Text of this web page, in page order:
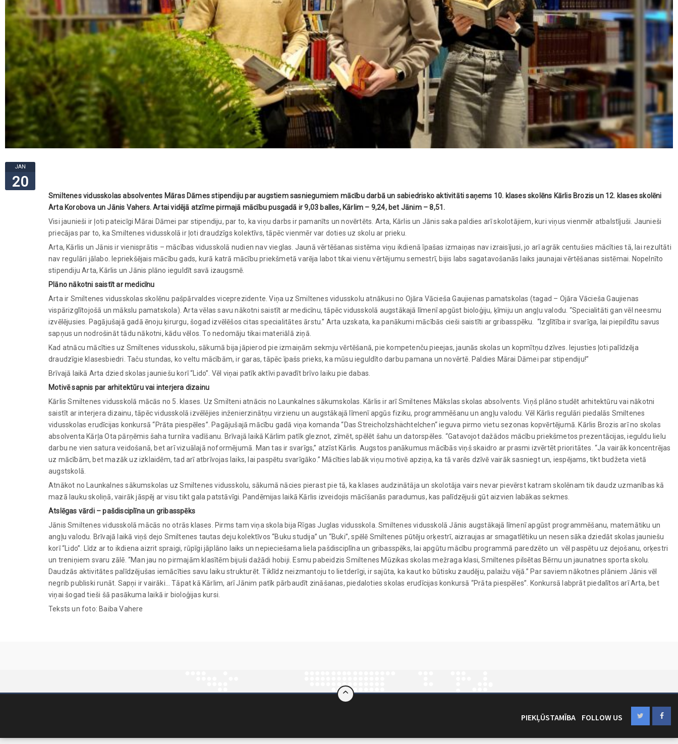
JAN
20
Smiltenes vidusskolas absolventes Māras Dāmes stipendiju par augstiem sasniegumiem mācību darbā un sabiedrisko aktivitāti saņems 10. klases skolēns Kārlis Brozis un 12. klases skolēni
Arta Korobova un Jānis Vahers. Artai vidējā atzīme pirmajā mācību pusgadā ir 9,03 balles, Kārlim – 9,24, bet Jānim – 8,51.
Visi jaunieši ir ļoti pateicīgi Mārai Dāmei par stipendiju, par to, ka viņu darbs ir pamanīts un novērtēts. Arta, Kārlis un Jānis saka paldies arī skolotājiem, kuri viņus vienmēr atbalstījuši. Jaunieši
priecājas par to, ka Smiltenes vidusskolā ir ļoti draudzīgs kolektīvs, tāpēc vienmēr var doties uz skolu ar prieku.
Arta, Kārlis un Jānis ir vienisprātis – mācības vidusskolā nudien nav vieglas. Jaunā vērtēšanas sistēma viņu ikdienā īpašas izmaiņas nav izraisījusi, jo arī agrāk centušies mācīties tā, lai rezultāti
nav regulāri jālabo. Iepriekšējais mācību gads, kurā katrā mācību priekšmetā varēja labot tikai vienu vērtējumu semestrī, bijis labs sagatavošanās laiks jaunajai vērtēšanas sistēmai. Nopelnīto
stipendiju Arta, Kārlis un Jānis plāno ieguldīt savā izaugsmē.
Plāno nākotni saistīt ar medicīnu
Arta ir Smiltenes vidusskolas skolēnu pašpārvaldes viceprezidente. Viņa uz Smiltenes vidusskolu atnākusi no Ojāra Vācieša Gaujienas pamatskolas (tagad – Ojāra Vācieša Gaujienas
vispārizglītojošā un mākslu pamatskola). Arta vēlas savu nākotni saistīt ar medicīnu, tāpēc vidusskolā augstākajā līmenī apgūst bioloģiju, ķīmiju un angļu valodu. “Specialitāti gan vēl neesmu
izvēlējusies. Pagājušajā gadā ēnoju ķirurgu, šogad izvēlēšos citas specialitātes ārstu.” Arta uzskata, ka panākumi mācībās cieši saistīti ar gribasspēku. “Izglītība ir svarīga, lai piepildītu savus
sapņus un nodrošināt tādu nākotni, kādu vēlos. To nedomāju tikai materiālā ziņā.
Kad atnācu mācīties uz Smiltenes vidusskolu, sākumā bija jāpierod pie izmaiņām sekmju vērtēšanā, pie kompetenču pieejas, jaunās skolas un kopmītņu dzīves. Iejusties ļoti palīdzēja
draudzīgie klasesbiedri. Taču stundas, ko veltu mācībām, ir garas, tāpēc īpašs prieks, ka mūsu ieguldīto darbu pamana un novērtē. Paldies Mārai Dāmei par stipendiju!”
Brīvajā laikā Arta dzied skolas jauniešu korī “Lido”. Vēl viņai patīk aktīvi pavadīt brīvo laiku pie dabas.
Motivē sapnis par arhitektūru vai interjera dizainu
Kārlis Smiltenes vidusskolā mācās no 5. klases. Uz Smilteni atnācis no Launkalnes sākumskolas. Kārlis ir arī Smiltenes Mākslas skolas absolvents. Viņš plāno studēt arhitektūru vai nākotni
saistīt ar interjera dizainu, tāpēc vidusskolā izvēlējies inženierzinātņu virzienu un augstākajā līmenī apgūs fiziku, programmēšanu un angļu valodu. Vēl Kārlis regulāri piedalās Smiltenes
vidusskolas erudīcijas konkursā “Prāta piespēles”. Pagājušajā mācību gadā viņa komanda “Das Streicholzshächtelchen“ ieguva pirmo vietu sezonas kopvērtējumā. Kārlis Brozis arī no skolas
absolventa Kārļa Ota pārņēmis šaha turnīra vadīšanu. Brīvajā laikā Kārlim patīk gleznot, zīmēt, spēlēt šahu un datorspēles. “Gatavojot dažādos mācību priekšmetos prezentācijas, ieguldu lielu
darbu ne vien satura veidošanā, bet arī vizuālajā noformējumā. Man tas ir svarīgs,” atzīst Kārlis. Augstos panākumus mācībās viņš skaidro ar prasmi izvērtēt prioritātes. “Ja vairāk koncentrējas
uz mācībām, bet mazāk uz izklaidēm, tad arī atbrīvojas laiks, lai paspētu svarīgāko.” Mācīties labāk viņu motivē apziņa, ka tā varēs dzīvē vairāk sasniegt un, iespējams, tikt budžeta vietā
augstskolā.
Atnākot no Launkalnes sākumskolas uz Smiltenes vidusskolu, sākumā nācies pierast pie tā, ka klases audzinātāja un skolotāja vairs nevar pievērst katram skolēnam tik daudz uzmanības kā
mazā lauku skoliņā, vairāk jāspēj ar visu tikt gala patstāvīgi. Pandēmijas laikā Kārlis izveidojis mācīšanās paradumus, kas palīdzējuši gūt aizvien labākas sekmes.
Atslēgas vārdi – pašdisciplīna un gribasspēks
Jānis Smiltenes vidusskolā mācās no otrās klases. Pirms tam viņa skola bija Rīgas Juglas vidusskola. Smiltenes vidusskolā Jānis augstākajā līmenī apgūst programmēšanu, matemātiku un
angļu valodu. Brīvajā laikā viņš dejo Smiltenes tautas deju kolektīvos “Buku studija” un “Buki”, spēlē Smiltenes pūtēju orķestrī, aizraujas ar smagatlētiku un nesen sāka dziedāt skolas jauniešu
korī “Lido”. Līdz ar to ikdiena aizrit spraigi, rūpīgi jāplāno laiks un nepieciešama liela pašdisciplīna un gribasspēks, lai apgūtu mācību programmā paredzēto un vēl paspētu uz dejošanu, orķestri
un treniņiem svaru zālē. “Man jau no pirmajām klasītēm bijuši dažādi hobiji. Esmu pabeidzis Smiltenes Mūzikas skolas mežraga klasi, Smiltenes pilsētas Bērnu un jaunatnes sporta skolu.
Daudzās aktivitātes palīdzējušas iemācīties savu laiku strukturēt. Tiklīdz neizmantoju to lietderīgi, ir sajūta, ka kaut ko būtisku zaudēju, palaižu vējā.” Par saviem nākotnes plāniem Jānis vēl
negrib publiski runāt. Sapņi ir vairāki… Tāpat kā Kārlim, arī Jānim patīk pārbaudīt zināšanas, piedaloties skolas erudīcijas konkursā “Prāta piespēles”. Konkursā labprāt piedalītos arī Arta, bet
viņai šogad tieši šā pasākuma laikā ir bioloģijas kursi.
Teksts un foto: Baiba Vahere
PIEKĻŪSTAMĪBA FOLLOW US